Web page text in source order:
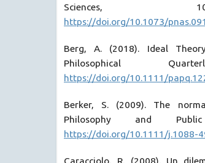
Sciences,
https://doi.org/10.1073/
Berg, A. (2018). Ideal
Philosophical
https://doi.org/10.1111/
Berker, S. (2009). The
Philosophy and
https://doi.org/10.1111/j.1088-
Caracciolo, R. (2008). Un